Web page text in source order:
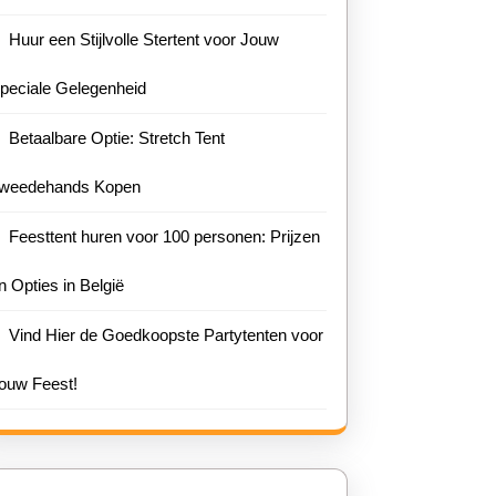
Huur een Stijlvolle Stertent voor Jouw
Gelegenheid
Betaalbare Optie: Stretch Tent
Kopen
Feesttent huren voor 100 personen: Prijzen
Opties in België
Vind Hier de Goedkoopste Partytenten voor
Feest!